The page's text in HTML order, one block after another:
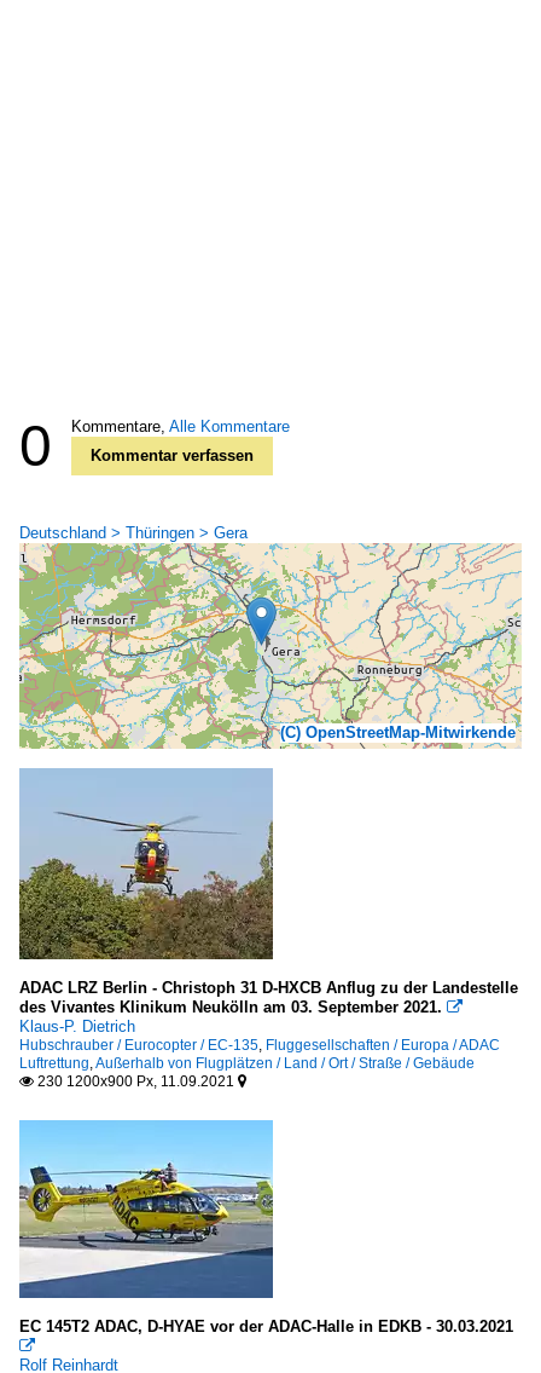
0 Kommentare, Alle Kommentare
Kommentar verfassen
Deutschland > Thüringen > Gera
(C) OpenStreetMap-Mitwirkende
ADAC LRZ Berlin - Christoph 31 D-HXCB Anflug zu der Landestelle
des Vivantes Klinikum Neukölln am 03. September 2021. 
Klaus-P. Dietrich
Hubschrauber / Eurocopter / EC-135, Fluggesellschaften / Europa / ADAC
Luftrettung,Außerhalb von Flugplätzen / Land / Ort / Straße / Gebäude
 230 1200x900 Px, 11.09.2021 
EC 145T2 ADAC, D-HYAE vor der ADAC-Halle in EDKB - 30.03.2021

Rolf Reinhardt